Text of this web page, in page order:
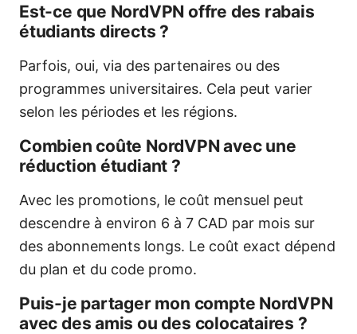
Est-ce que NordVPN offre des rabais
étudiants directs ?
Parfois, oui, via des partenaires ou des
programmes universitaires. Cela peut varier
selon les périodes et les régions.
Combien coûte NordVPN avec une
réduction étudiant ?
Avec les promotions, le coût mensuel peut
descendre à environ 6 à 7 CAD par mois sur
des abonnements longs. Le coût exact dépend
du plan et du code promo.
Puis-je partager mon compte NordVPN
avec des amis ou des colocataires ?